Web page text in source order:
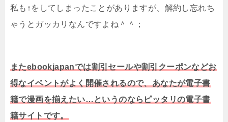
私も↑をしてしまったことがありますが、解約し忘れち
ゃうとガッカリなんですよね＾＾；
またebookjapanでは割引セールや割引クーポンなどお
得なイベントがよく開催されるので、あなたが電子書
籍で漫画を揃えたい…というのならピッタリの電子書
籍サイトです。